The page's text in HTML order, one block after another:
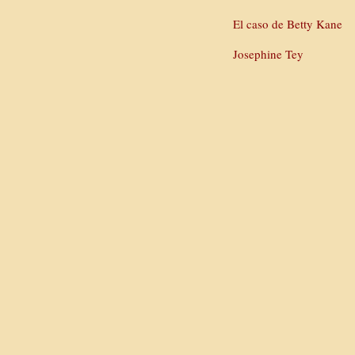
El caso de Betty Kane
Josephine Tey